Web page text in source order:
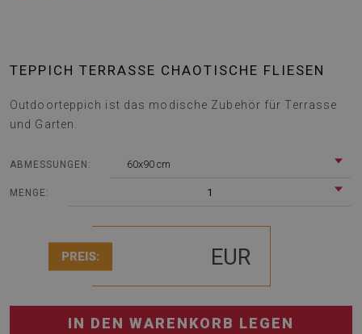
TEPPICH TERRASSE CHAOTISCHE FLIESEN
Outdoorteppich ist das modische Zubehör für Terrasse
und Garten.
ABMESSUNGEN: 60x90 cm
MENGE: 1
PREIS: EUR
IN DEN WARENKORB LEGEN